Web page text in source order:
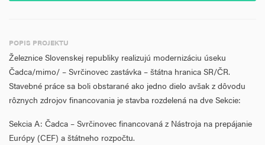
POPIS PROJEKTU
Železnice Slovenskej republiky realizujú modernizáciu úseku
Čadca/mimo/ – Svrčinovec zastávka – štátna hranica SR/ČR.
Stavebné práce sa boli obstarané ako jedno dielo avšak z dôvodu
rôznych zdrojov financovania je stavba rozdelená na dve Sekcie:
Sekcia A: Čadca – Svrčinovec financovaná z Nástroja na prepájanie
Európy (CEF) a štátneho rozpočtu.